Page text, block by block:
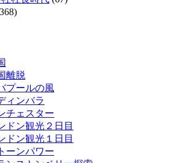
離脱
プールの風
ィンバラ
チェスター
ドン観光２日目
ドン観光１日目
ーンパワー